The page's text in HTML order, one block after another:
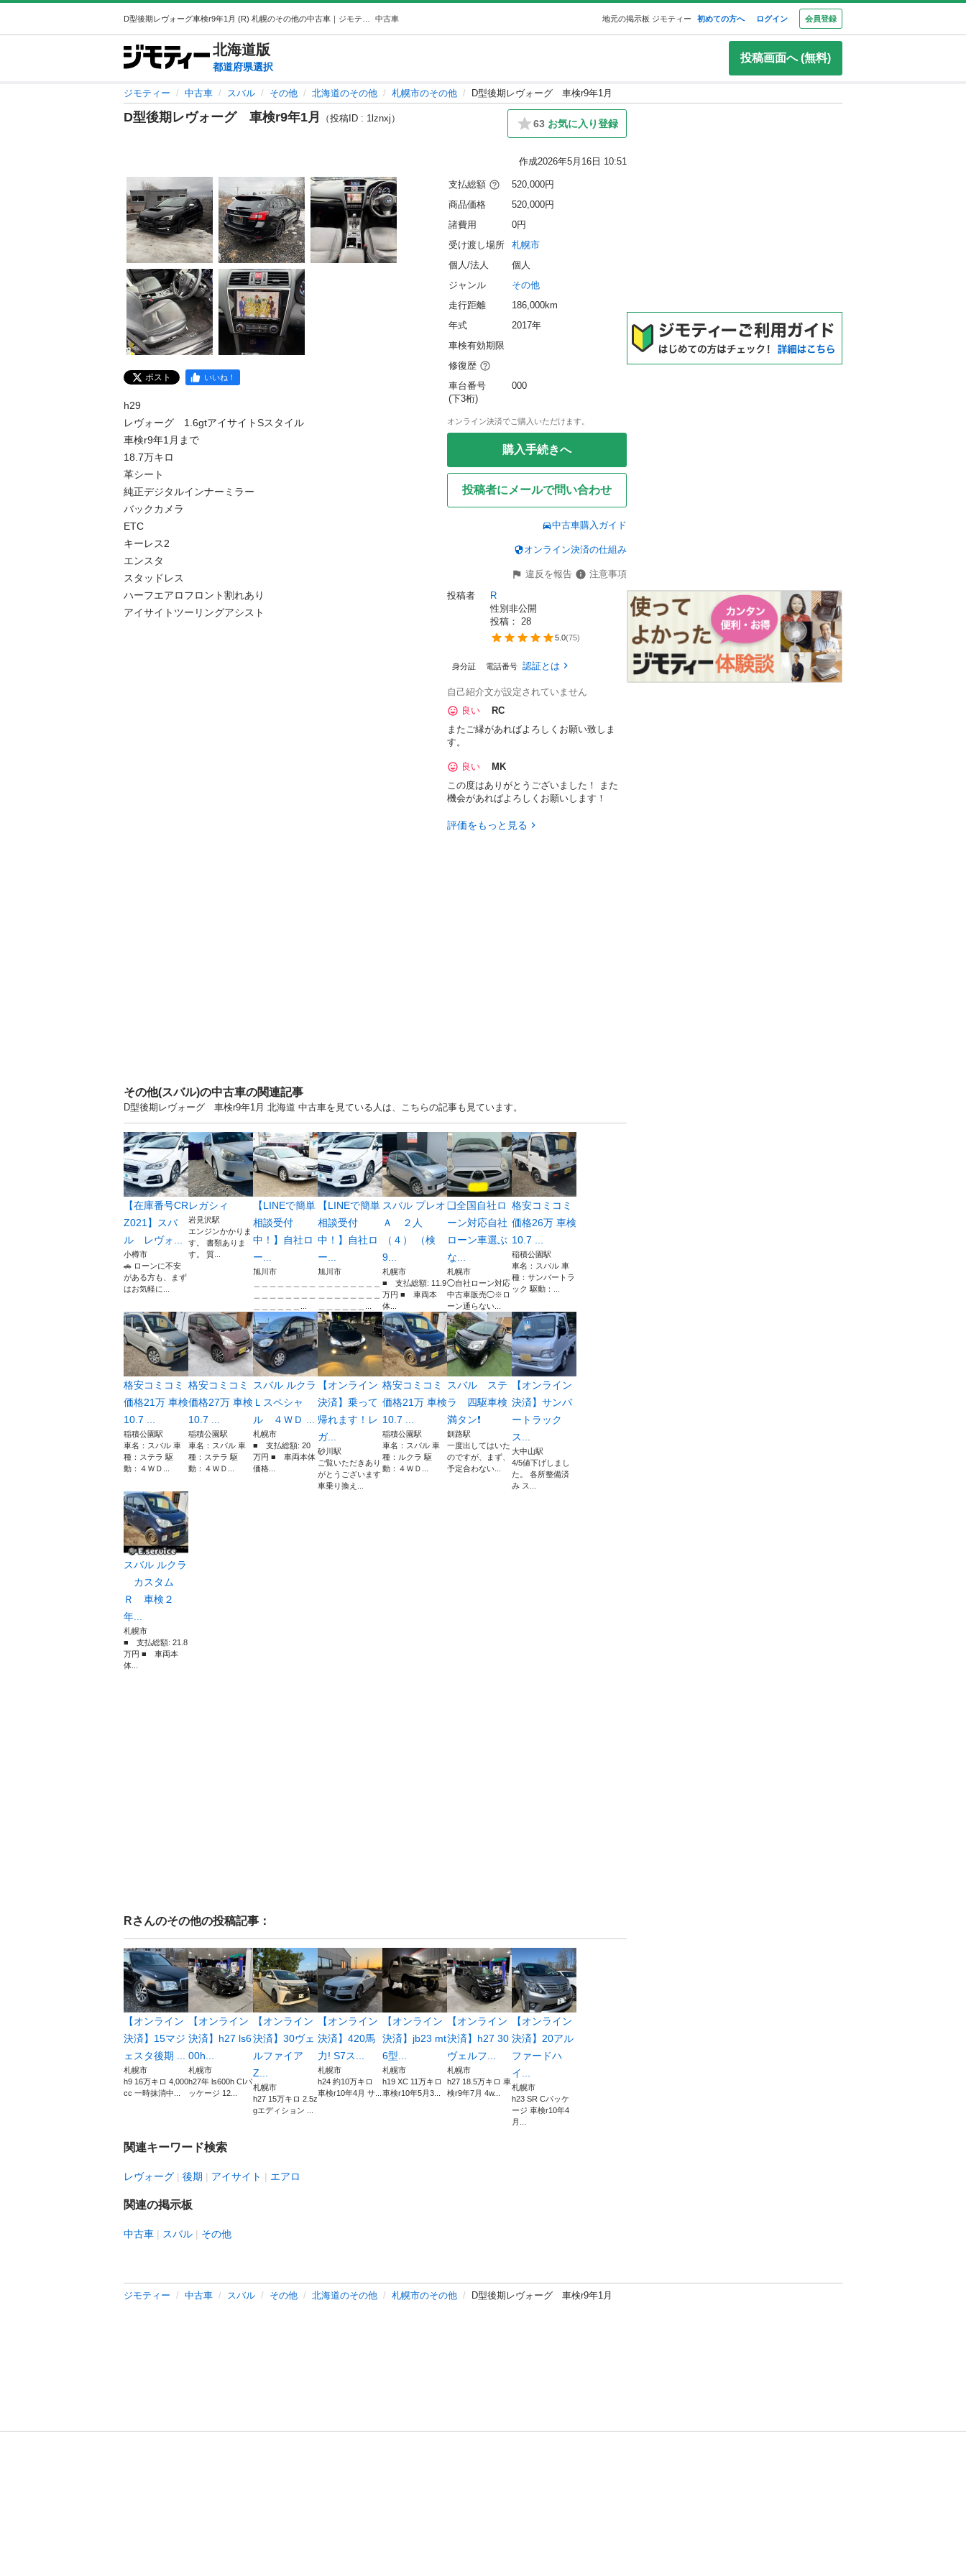
中古車 地元の掲示板 ジモティー 初めての方へ ログイン 会員登録
北海道版
都道府県選択
投稿画面へ (無料)
ジモティー 中古車 スバル その他 北海道のその他 札幌市のその他 D型後期レヴォーグ 車検r9年1月
D型後期レヴォーグ 車検r9年1月 （投稿ID : 1lznxj） 63 お気に入り登録
作成2026年5月16日 10:51
ポスト いいね！
h29
レヴォーグ　1.6gtアイサイトSスタイル
車検r9年1月まで
18.7万キロ
革シート
純正デジタルインナーミラー
バックカメラ
ETC
キーレス2
エンスタ
スタッドレス
ハーフエアロフロント割れあり
アイサイトツーリングアシスト
支払総額
520,000円
商品価格
520,000円
諸費用
0円
受け渡し場所
札幌市
個人/法人
個人
ジャンル
その他
走行距離
186,000km
年式
2017年
車検有効期限
修復歴
車台番号
(下3桁)
000
オンライン決済でご購入いただけます。
購入手続きへ
投稿者にメールで問い合わせ
中古車購入ガイド
オンライン決済の仕組み
違反を報告
注意事項
投稿者
R
性別非公開
投稿： 28
5.0(75)
身分証 電話番号 認証とは
自己紹介文が設定されていません
良い
RC
またご縁があればよろしくお願い致しま
す。
良い
MK
この度はありがとうございました！ また
機会があればよろしくお願いします！
評価をもっと見る
その他(スバル)の中古車の関連記事
D型後期レヴォーグ 車検r9年1月 北海道 中古車を見ている人は、こちらの記事も見ています。
【在庫番号CR
Z021】スバ
ル レヴォ...
小樽市
🚗 ローンに不安
がある方も、まず
はお気軽に...
レガシィ
岩見沢駅
エンジンかかりま
す。 書類ありま
す。 質...
【LINEで簡単
相談受付
中！】自社ロ
ー...
旭川市
【LINEで簡単
相談受付
中！】自社ロ
ー...
旭川市
スバル プレオ
Ａ ２人
（４） （検
9...
札幌市
■ 支払総額: 11.9
万円 ■ 車両本
体...
❑全国自社ロ
ーン対応自社
ローン車選ぶ
な...
札幌市
◯自社ローン対応
中古車販売◯※ロ
ーン通らない...
格安コミコミ
価格26万 車検
10.7 ...
稲積公園駅
車名：スバル 車
種：サンバートラ
ック 駆動：...
格安コミコミ
価格21万 車検
10.7 ...
稲積公園駅
車名：スバル 車
種：ステラ 駆
動：４ＷＤ...
格安コミコミ
価格27万 車検
10.7 ...
稲積公園駅
車名：スバル 車
種：ステラ 駆
動：４ＷＤ...
スバル ルクラ
Ｌスペシャ
ル ４ＷＤ ...
札幌市
■ 支払総額: 20
万円 ■ 車両本体
価格...
【オンライン
決済】乗って
帰れます！レ
ガ...
砂川駅
ご覧いただきあり
がとうございます
車乗り換え...
格安コミコミ
価格21万 車検
10.7 ...
稲積公園駅
車名：スバル 車
種：ルクラ 駆
動：４ＷＤ...
スバル ステ
ラ 四駆車検
満タン❗️
釧路駅
一度出してはいた
のですが、まず、
予定合わない...
【オンライン
決済】サンバ
ートラック
ス...
大中山駅
4/5値下げしまし
た。 各所整備済
み ス...
スバル ルクラ
カスタム
Ｒ 車検２
年...
札幌市
■ 支払総額: 21.8
万円 ■ 車両本
体...
Rさんのその他の投稿記事：
【オンライン
決済】15マジ
ェスタ後期 ...
札幌市
h9 16万キロ 4,000
cc 一時抹消中...
【オンライン
決済】h27 ls6
00h...
札幌市
h27年 ls600h CIパ
ッケージ 12...
【オンライン
決済】30ヴェ
ルファイア
Z...
札幌市
h27 15万キロ 2.5z
gエディション ...
【オンライン
決済】420馬
力! S7ス...
札幌市
h24 約10万キロ
車検r10年4月 サ...
【オンライン
決済】jb23 mt
6型...
札幌市
h19 XC 11万キロ
車検r10年5月3...
【オンライン
決済】h27 30
ヴェルフ...
札幌市
h27 18.5万キロ 車
検r9年7月 4w...
【オンライン
決済】20アル
ファードハ
イ...
札幌市
h23 SR Cパッケ
ージ 車検r10年4
月...
関連キーワード検索
レヴォーグ 後期 アイサイト エアロ
関連の掲示板
中古車 スバル その他
ジモティー 中古車 スバル その他 北海道のその他 札幌市のその他 D型後期レヴォーグ 車検r9年1月